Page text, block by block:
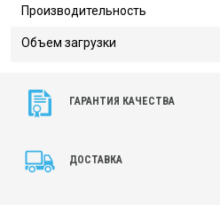
ГАРАНТИЯ КАЧЕСТВА
ДОСТАВКА
Производительность
Объем загрузки